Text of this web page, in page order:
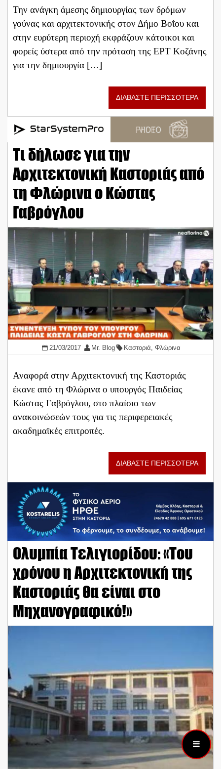
Την ανάγκη άμεσης δημιουργίας των δρόμων
γούνας και αρχιτεκτονικής στον Δήμο Βοΐου και
στην ευρύτερη περιοχή εκφράζουν κάτοικοι και
φορείς ύστερα από την πρόταση της ΕΡΤ Κοζάνης
για την δημιουργία […]
ΔΙΑΒΑΣΤΕ ΠΕΡΙΣΣΟΤΕΡΑ
Τι δήλωσε για την
Αρχιτεκτονική Καστοριάς από
τη Φλώρινα ο Κώστας
Γαβρόγλου
21/03/2017 Mr. Blog Καστοριά ,Φλώρινα
Αναφορά στην Αρχιτεκτονική της Καστοριάς
έκανε από τη Φλώρινα ο υπουργός Παιδείας
Κώστας Γαβρόγλου, στο πλαίσιο των
ανακοινώσεών τους για τις περιφερειακές
ακαδημαϊκές επιτροπές.
ΔΙΑΒΑΣΤΕ ΠΕΡΙΣΣΟΤΕΡΑ
Ολυμπία Τελιγιορίδου: «Του
χρόνου η Αρχιτεκτονική της
Καστοριάς θα είναι στο
Μηχανογραφικό!»